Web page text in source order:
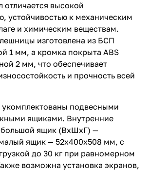
отличается высокой
устойчивостью к механическим
и химическим веществам.
изготовлена из БСП
1 мм, а кромка покрыта ABS
2 мм, что обеспечивает
и прочность всей
укомплектованы подвесными
ящиками. Внутренние
ящик (ВхШхГ) —
ящик — 52х400х508 мм, с
до 30 кг при равномерном
возможна установка экранов,